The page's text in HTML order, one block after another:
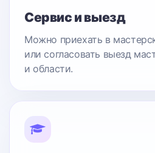
Сервис и выезд
Можно приехать в
или согласовать выезд
и области.